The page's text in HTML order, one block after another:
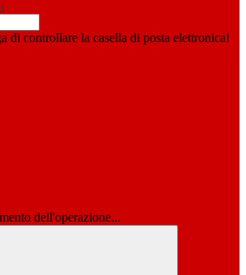
di controllare la casella di posta elettronica!
dell'operazione...